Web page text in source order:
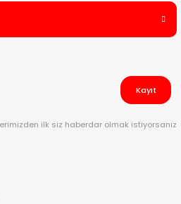
Kayıt
ilk siz haberdar olmak istiyorsanız